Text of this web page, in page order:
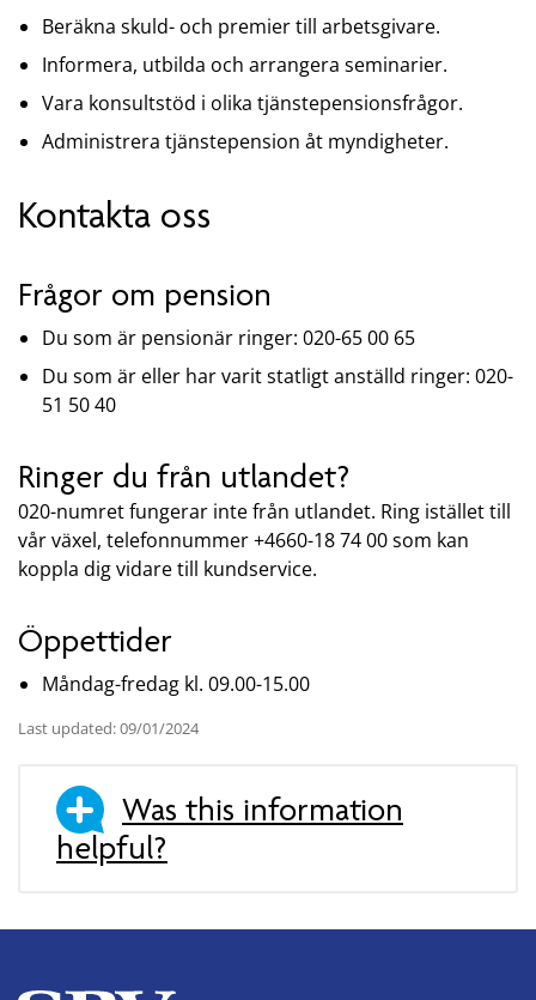
Beräkna skuld- och premier till arbetsgivare.
Informera, utbilda och arrangera seminarier.
Vara konsultstöd i olika tjänstepensionsfrågor.
Administrera tjänstepension åt myndigheter.
Kontakta oss
Frågor om pension
Du som är pensionär ringer: 020-65 00 65
Du som är eller har varit statligt anställd ringer: 020-
51 50 40
Ringer du från utlandet?
020-numret fungerar inte från utlandet. Ring istället till
vår växel, telefonnummer +4660-18 74 00 som kan
koppla dig vidare till kundservice.
Öppettider
Måndag-fredag kl. 09.00-15.00
Last updated: 09/01/2024
Was this information
helpful?